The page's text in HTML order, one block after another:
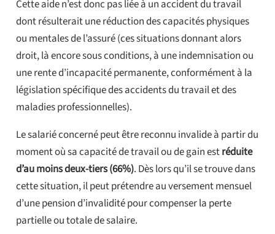
Cette aide n’est donc pas liée à un accident du travail
dont résulterait une réduction des capacités physiques
ou mentales de l’assuré (ces situations donnant alors
droit, là encore sous conditions, à une indemnisation ou
une rente d’incapacité permanente, conformément à la
législation spécifique des accidents du travail et des
maladies professionnelles).
Le salarié concerné peut être reconnu invalide à partir du
moment où sa capacité de travail ou de gain estréduite
d’au moins deux-tiers (66%). Dès lors qu’il se trouve dans
cette situation, il peut prétendre au versement mensuel
d’une pension d’invalidité pour compenser la perte
partielle ou totale de salaire.